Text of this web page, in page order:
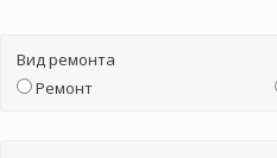
Вид ремонта
Ремонт